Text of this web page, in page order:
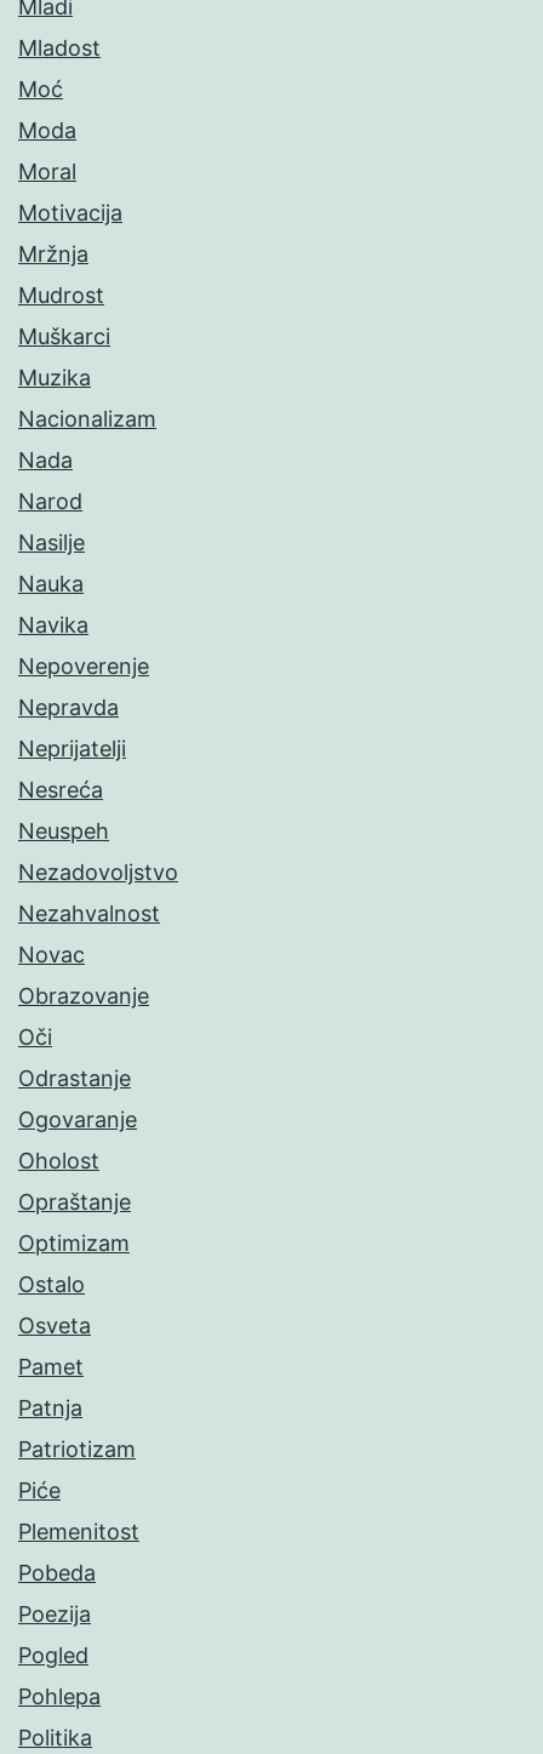
Mladi
Mladost
Moć
Moda
Moral
Motivacija
Mržnja
Mudrost
Muškarci
Muzika
Nacionalizam
Nada
Narod
Nasilje
Nauka
Navika
Nepoverenje
Nepravda
Neprijatelji
Nesreća
Neuspeh
Nezadovoljstvo
Nezahvalnost
Novac
Obrazovanje
Oči
Odrastanje
Ogovaranje
Oholost
Opraštanje
Optimizam
Ostalo
Osveta
Pamet
Patnja
Patriotizam
Piće
Plemenitost
Pobeda
Poezija
Pogled
Pohlepa
Politika